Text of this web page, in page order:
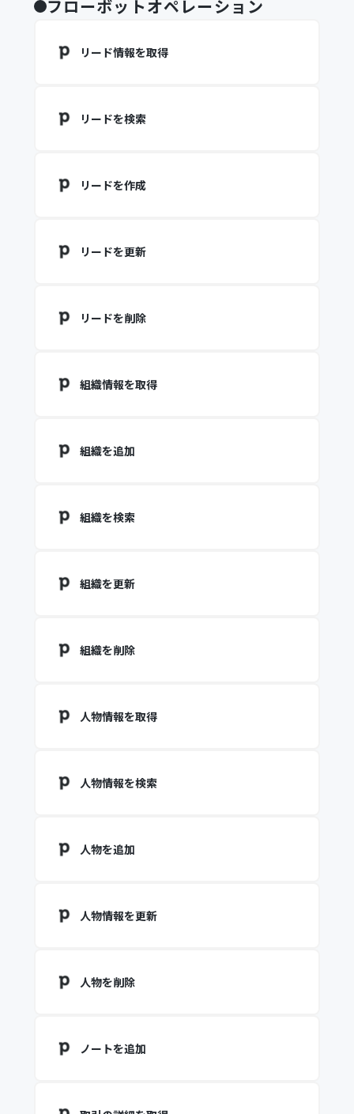
フローボットオペレーション
リード情報を取得
リードを検索
リードを作成
リードを更新
リードを削除
組織情報を取得
組織を追加
組織を検索
組織を更新
組織を削除
人物情報を取得
人物情報を検索
人物を追加
人物情報を更新
人物を削除
ノートを追加